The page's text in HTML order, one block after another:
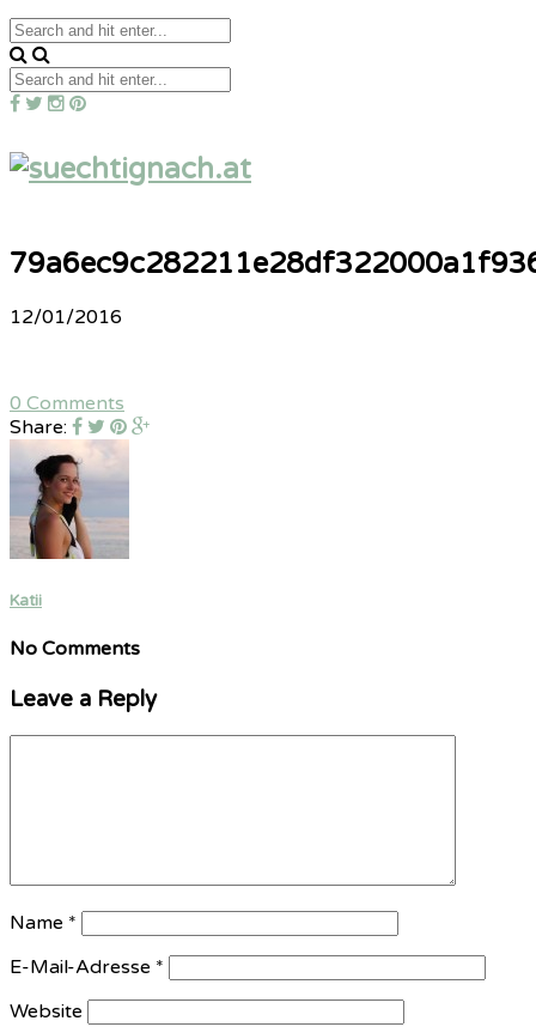
12/01/2016
0 Comments
Share:
Katii
No Comments
Leave a Reply
Name *
E-Mail-Adresse *
Website